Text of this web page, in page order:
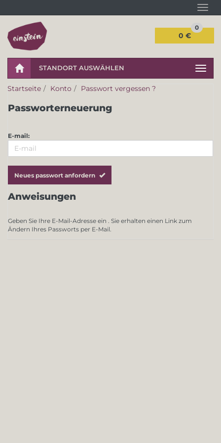
0 €
0
STANDORT AUSWÄHLEN
Startseite Konto Passwort vergessen ?
Passworterneuerung
E-mail:
Neues passwort anfordern
Anweisungen
Geben Sie Ihre E-Mail-Adresse ein . Sie erhalten einen Link zum
Ändern Ihres Passworts per E-Mail.